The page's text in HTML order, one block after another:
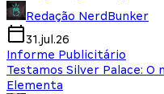
Redação NerdBunker
31.jul.26
Informe Publicitário
Testamos Silver Palace: O
Elementa